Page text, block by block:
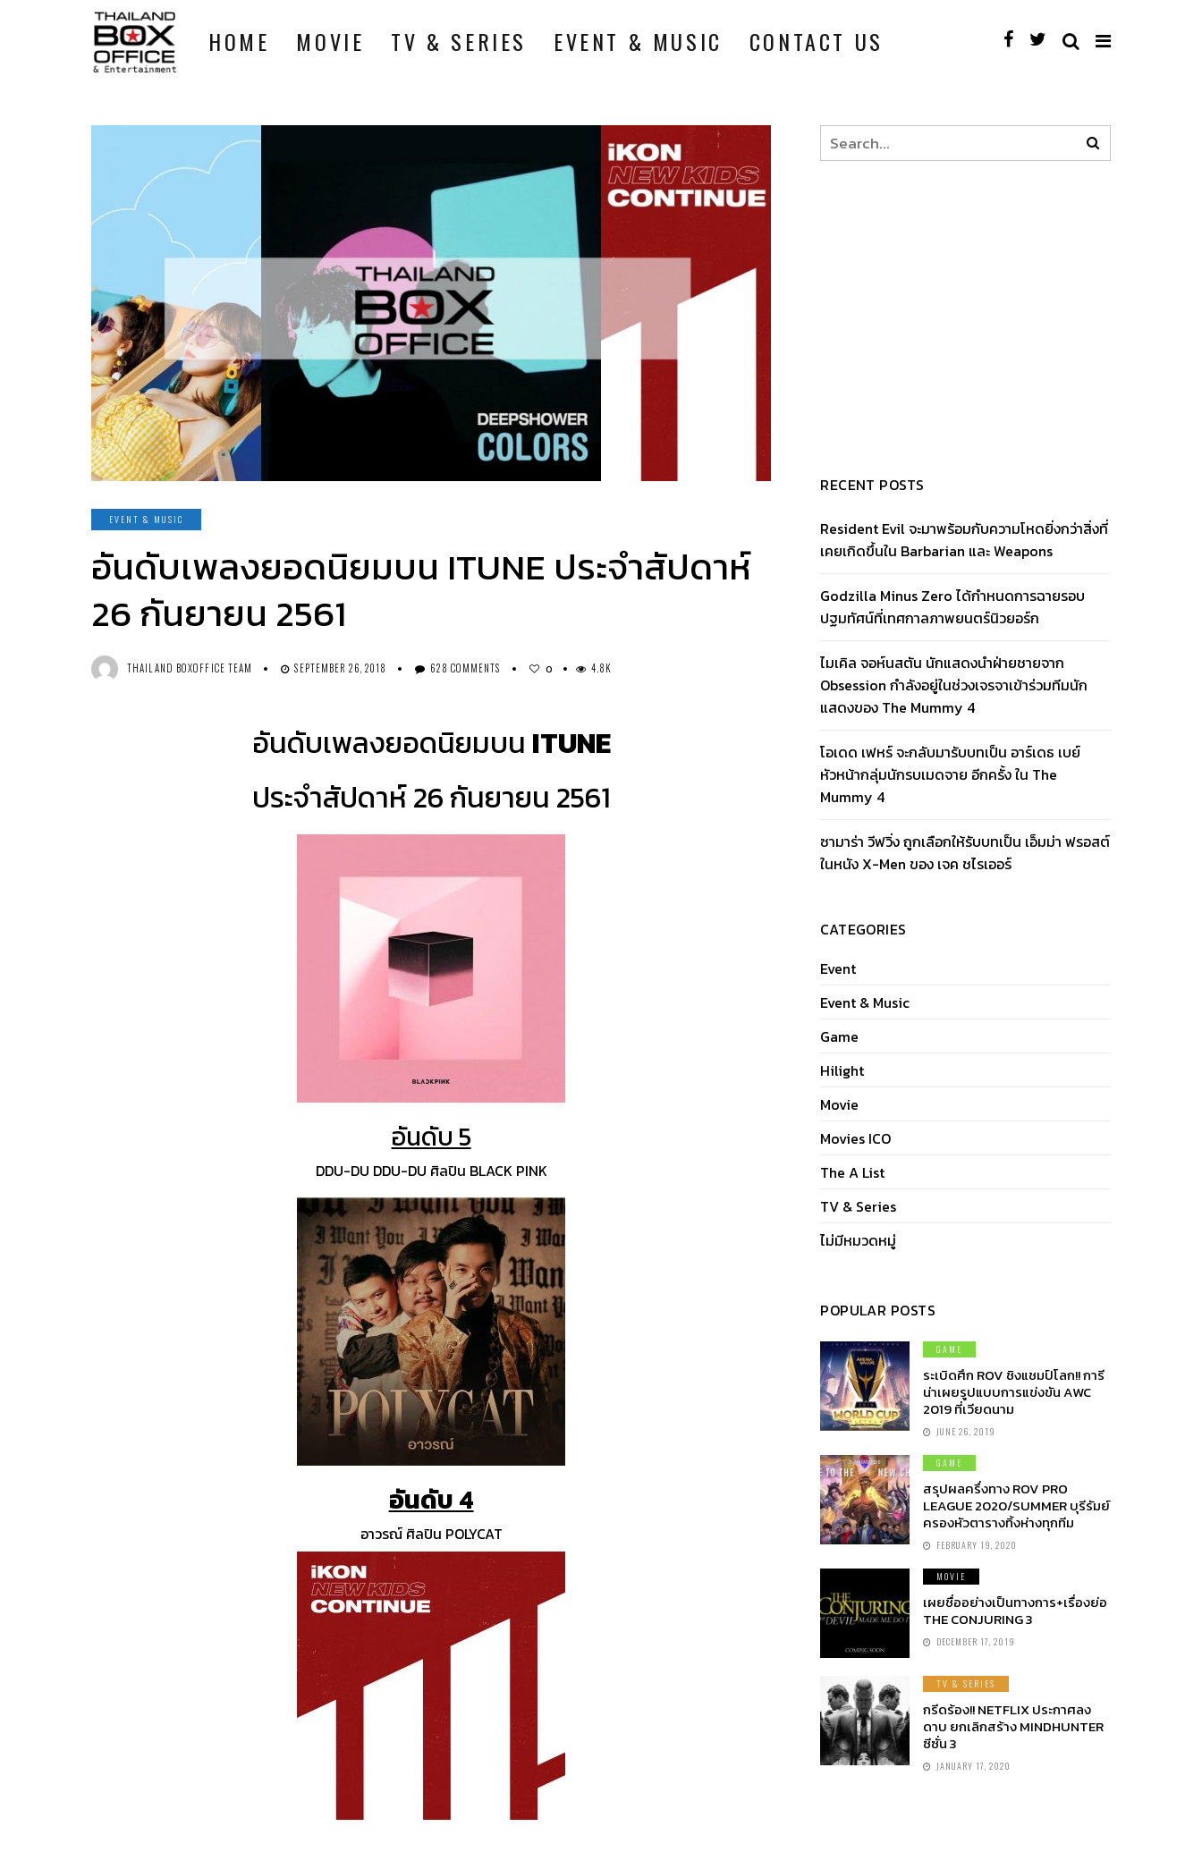
HOME MOVIE TV & SERIES EVENT & MUSIC CONTACT US
EVENT & MUSIC
อันดับเพลงยอดนิยมบน ITUNE ประจำสัปดาห์
26 กันยายน 2561
THAILAND BOXOFFICE TEAM SEPTEMBER 26, 2018 628 COMMENTS 0 4.8K
อันดับเพลงยอดนิยมบน ITUNE
ประจำสัปดาห์ 26 กันยายน 2561
อันดับ 5
DDU-DU DDU-DU ศิลปิน BLACK PINK
อันดับ 4
อาวรณ์ ศิลปิน POLYCAT
RECENT POSTS
Resident Evil จะมาพร้อมกับความโหดยิ่งกว่าสิ่งที่
เคยเกิดขึ้นใน Barbarian และ Weapons
Godzilla Minus Zero ได้กำหนดการฉายรอบ
ปฐมทัศน์ที่เทศกาลภาพยนตร์นิวยอร์ก
ไมเคิล จอห์นสตัน นักแสดงนำฝ่ายชายจาก
Obsession กำลังอยู่ในช่วงเจรจาเข้าร่วมทีมนัก
แสดงของ The Mummy 4
โอเดด เฟหร์ จะกลับมารับบทเป็น อาร์เดธ เบย์
หัวหน้ากลุ่มนักรบเมดจาย อีกครั้ง ใน The
Mummy 4
ซามาร่า วีฟวิ่ง ถูกเลือกให้รับบทเป็น เอ็มม่า ฟรอสต์
ในหนัง X-Men ของ เจค ชไรเออร์
CATEGORIES
Event
Event & Music
Game
Hilight
Movie
Movies ICO
The A List
TV & Series
ไม่มีหมวดหมู่
POPULAR POSTS
GAME
ระเบิดศึก ROV ชิงแชมป์โลก!! การี
น่าเผยรูปแบบการแข่งขัน AWC
2019 ที่เวียดนาม
JUNE 26, 2019
GAME
สรุปผลครึ่งทาง ROV PRO
LEAGUE 2020/SUMMER บุรีรัมย์
ครองหัวตารางทิ้งห่างทุกทีม
FEBRUARY 19, 2020
MOVIE
เผยชื่ออย่างเป็นทางการ+เรื่องย่อ
THE CONJURING 3
DECEMBER 17, 2019
TV & SERIES
กรีดร้อง!! NETFLIX ประกาศลง
ดาบ ยกเลิกสร้าง MINDHUNTER
ซีซั่น 3
JANUARY 17, 2020